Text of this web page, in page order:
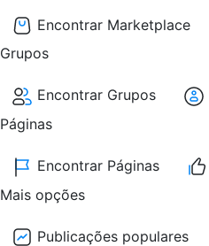
Encontrar Marketplace
Grupos
Encontrar Grupos
Páginas
Encontrar Páginas
Mais opções
Publicações populares